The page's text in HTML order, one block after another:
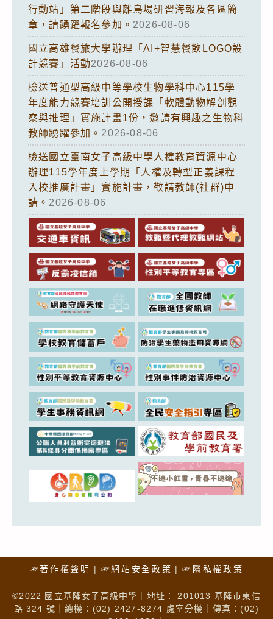
行動站」第二階段與離島場研習海報及各區簡
章，請踴躍報名參加。 2026-08-06
國立高雄餐旅大學辦理「AI+智慧餐飲LOGO設
計競賽」活動2026-08-06
檢送普通型高級中等學校生物學科中心115學
年度能力競賽培訓公開授課「軟體動物解剖觀
察與推理」實施計畫1份，邀請有興趣之生物科
教師踴躍參加。 2026-08-06
檢送國立臺南女子高級中學人權教育資源中心
辦理115學年度上學期「人權及轉型正義課程
入校推廣計畫」實施計畫，敬請教師(社群)申
請。 2026-08-06
☞著作權聲明 ☞網站安全政策 ☞隱私權政策
©2022 國立基隆女子高級中學｜地址： 201013 基隆市東信
路 324 號｜總機：(02) 2427-8274 處室分機｜傳真：(02)